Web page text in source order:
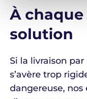
À
solution
Si la livraison
s’avère trop
dangereuse,